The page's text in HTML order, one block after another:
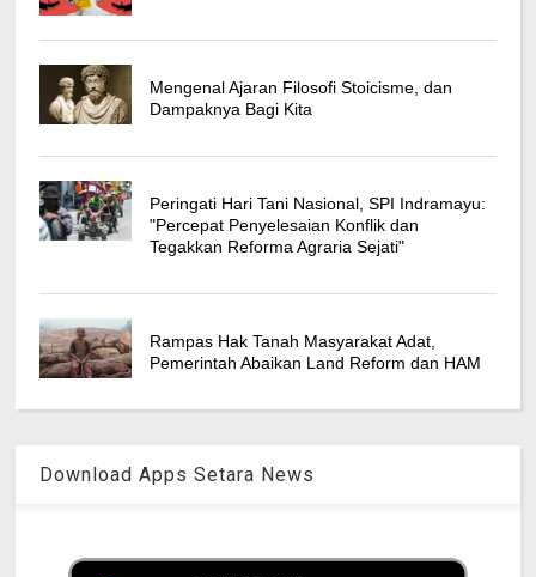
Mengenal Ajaran Filosofi Stoicisme, dan
Dampaknya Bagi Kita
Peringati Hari Tani Nasional, SPI Indramayu:
"Percepat Penyelesaian Konflik dan
Tegakkan Reforma Agraria Sejati"
Rampas Hak Tanah Masyarakat Adat,
Pemerintah Abaikan Land Reform dan HAM
Download Apps Setara News